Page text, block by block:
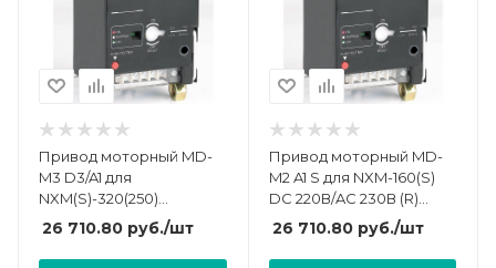
Привод моторный MD-
M3 D3/A1 для
NXM(S)-320(250)
DC220В/AC 230В (NEW)
(R) CHINT 331267
26 710.80 руб./шт
Привод моторный MD-
M2 A1 S для NXM-160(S)
DC 220В/AC 230В (R)
CHINT 946905
26 710.80руб./шт